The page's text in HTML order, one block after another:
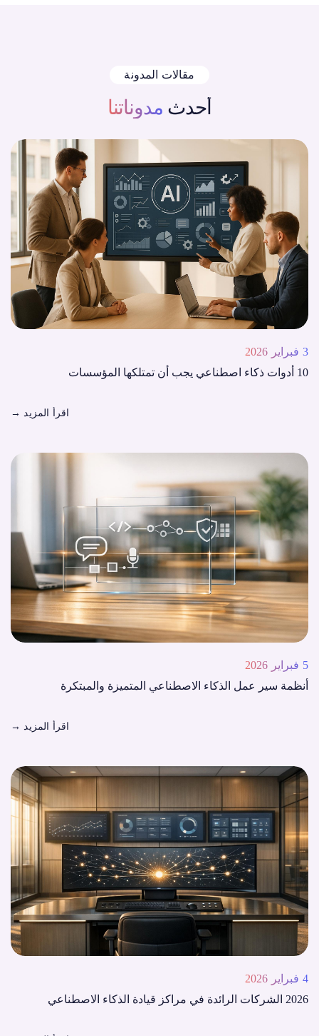
مقالات المدونة
أحدث مدوناتنا
3 فبراير 2026
10 أدوات ذكاء اصطناعي يجب أن تمتلكها المؤسسات
اقرأ المزيد →
5 فبراير 2026
أنظمة سير عمل الذكاء الاصطناعي المتميزة والمبتكرة
اقرأ المزيد →
4 فبراير 2026
2026 الشركات الرائدة في مراكز قيادة الذكاء الاصطناعي